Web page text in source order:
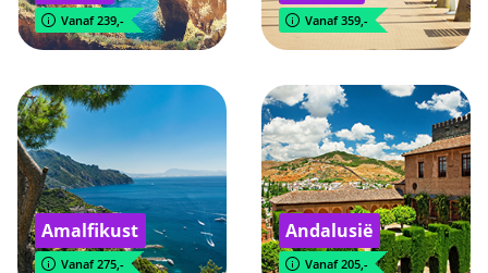
Vanaf 239,- Vanaf 359,-
Amalfikust
Vanaf 275,-
Andalusië
Vanaf 205,-